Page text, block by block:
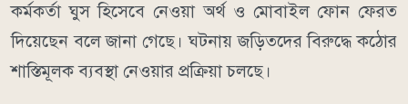
কর্মকর্তা ঘুস হিসেবে নেওয়া অর্থ ও মোবাইল ফোন ফেরত
দিয়েছেন বলে জানা গেছে। ঘটনায় জড়িতদের বিরুদ্ধে কঠোর
শাস্তিমূলক ব্যবস্থা নেওয়ার প্রক্রিয়া চলছে।